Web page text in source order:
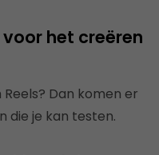
het creëren
Dan komen er
die je kan testen.